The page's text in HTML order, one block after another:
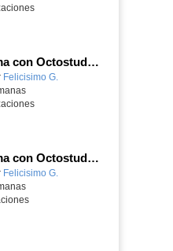
Programa con Octostudio, un juego de 4 personajes ganando la copa del mundo saltando y esquivando rivales.
Felicisimo G.
Programa con Octostudio, un juego moviendo la tablet para ganar con España, el mundial 2026
Felicisimo G.